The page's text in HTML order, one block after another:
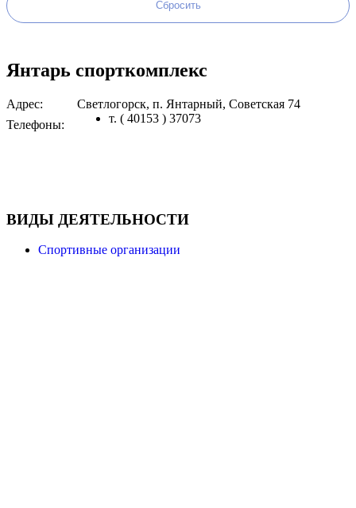
Янтарь спорткомплекс
Адрес:
Светлогорск, п. Янтарный, Советская 74
Телефоны:
т. ( 40153 ) 37073
ВИДЫ ДЕЯТЕЛЬНОСТИ
Спортивные организации